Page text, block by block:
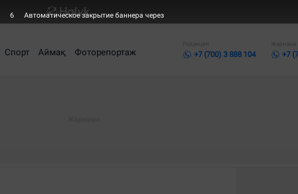
Спорт Аймақ Фоторепортаж
Редакция
+7 (700) 3 888 104
Жарнама
+7
5 Автоматическое закрытие баннера через